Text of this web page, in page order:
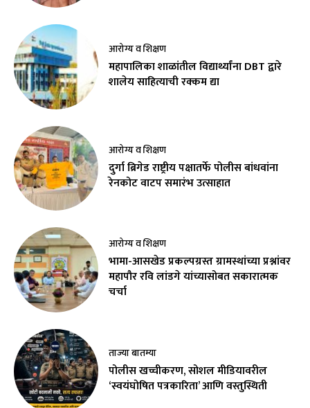
आरोग्य व शिक्षण
महापालिका शाळांतील विद्यार्थ्यांना DBT द्वारे
शालेय साहित्याची रक्कम द्या
आरोग्य व शिक्षण
दुर्गा ब्रिगेड राष्ट्रीय पक्षातर्फे पोलीस बांधवांना
रेनकोट वाटप समारंभ उत्साहात
आरोग्य व शिक्षण
भामा-आसखेड प्रकल्पग्रस्त ग्रामस्थांच्या प्रश्नांवर
महापौर रवि लांडगे यांच्यासोबत सकारात्मक
चर्चा
ताज्या बातम्या
पोलीस खच्चीकरण, सोशल मीडियावरील
‘स्वयंघोषित पत्रकारिता’ आणि वस्तुस्थिती